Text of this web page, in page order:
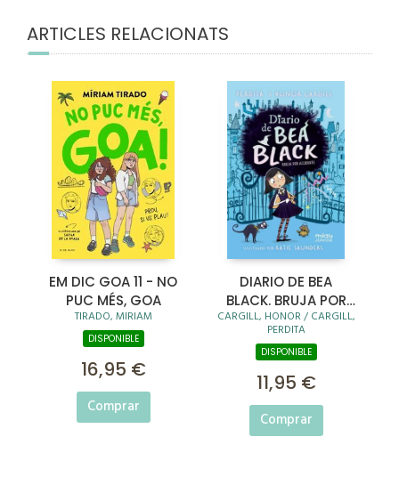
ARTICLES RELACIONATS
EM DIC GOA 11 - NO
PUC MÉS, GOA
TIRADO, MIRIAM
DISPONIBLE
16,95 €
Comprar
DIARIO DE BEA
BLACK. BRUJA POR
ACCIDENTE
CARGILL, HONOR / CARGILL,
PERDITA
DISPONIBLE
11,95 €
Comprar